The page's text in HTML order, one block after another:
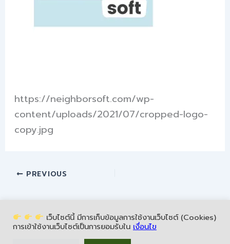
https://neighborsoft.com/wp-
content/uploads/2021/07/cropped-logo-
copy.jpg
PREVIOUS
เว็บไซต์นี้ มีการเก็บข้อมูลการใช้งานเว็บไซต์ (Cookies)
การเข้าใช้งานเว็บไซต์เป็นการยอมรับใน เงื่อนไข